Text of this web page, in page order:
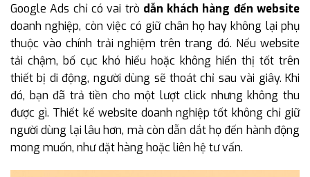
Google Ads chỉ có vai trò dẫn khách hàng đến website
doanh nghiệp, còn việc có giữ chân họ hay không lại phụ
thuộc vào chính trải nghiệm trên trang đó. Nếu website
tải chậm, bố cục khó hiểu hoặc không hiển thị tốt trên
thiết bị di động, người dùng sẽ thoát chỉ sau vài giây. Khi
đó, bạn đã trả tiền cho một lượt click nhưng không thu
được gì. Thiết kế website doanh nghiệp tốt không chỉ giữ
người dùng lại lâu hơn, mà còn dẫn dắt họ đến hành động
mong muốn, như đặt hàng hoặc liên hệ tư vấn.